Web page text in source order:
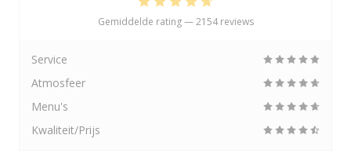
Gemiddelde rating —2154 reviews
Service
Atmosfeer
Menu's
Kwaliteit/Prijs